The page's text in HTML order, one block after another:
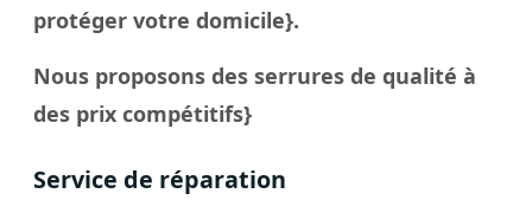
protéger votre domicile}.
Nous proposons des serrures de qualité à
des prix compétitifs}
Service de réparation